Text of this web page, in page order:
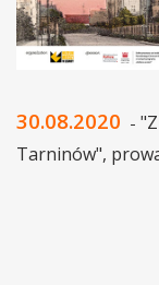
30.08.2020 -
Tarninów",